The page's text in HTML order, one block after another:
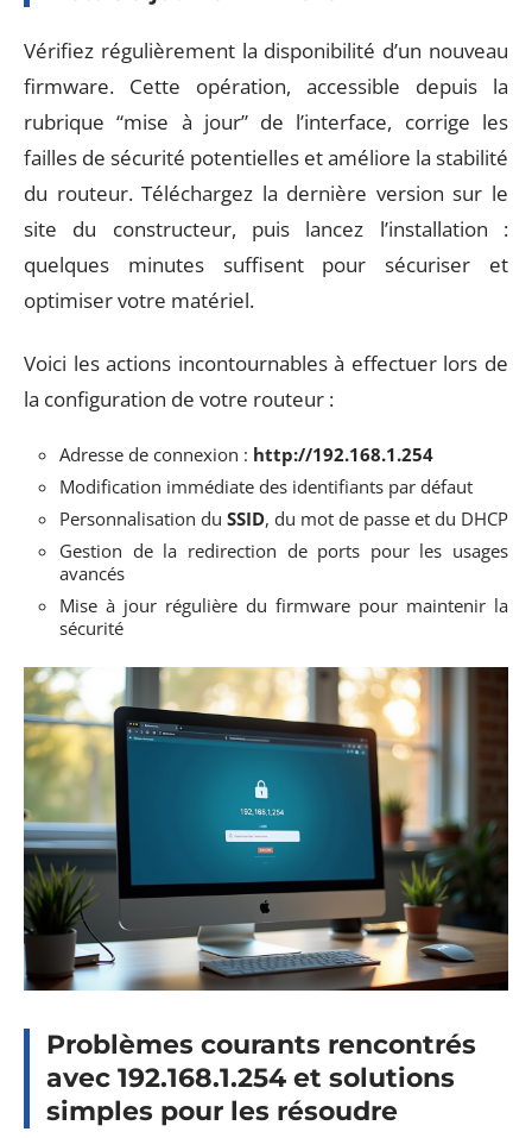
Vérifiez régulièrement la disponibilité d’un nouveau
firmware. Cette opération, accessible depuis la
rubrique “mise à jour” de l’interface, corrige les
failles de sécurité potentielles et améliore la stabilité
du routeur. Téléchargez la dernière version sur le
site du constructeur, puis lancez l’installation :
quelques minutes suffisent pour sécuriser et
optimiser votre matériel.
Voici les actions incontournables à effectuer lors de
la configuration de votre routeur :
Adresse de connexion : http://192.168.1.254
Modification immédiate des identifiants par défaut
Personnalisation du SSID, du mot de passe et du DHCP
Gestion de la redirection de ports pour les usages
avancés
Mise à jour régulière du firmware pour maintenir la
sécurité
Problèmes courants rencontrés
avec 192.168.1.254 et solutions
simples pour les résoudre